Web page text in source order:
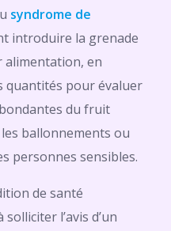
syndrome de
introduire la grenade
alimentation, en
quantités pour évaluer
du fruit
ballonnements ou
personnes sensibles.
de santé
l’avis d’un